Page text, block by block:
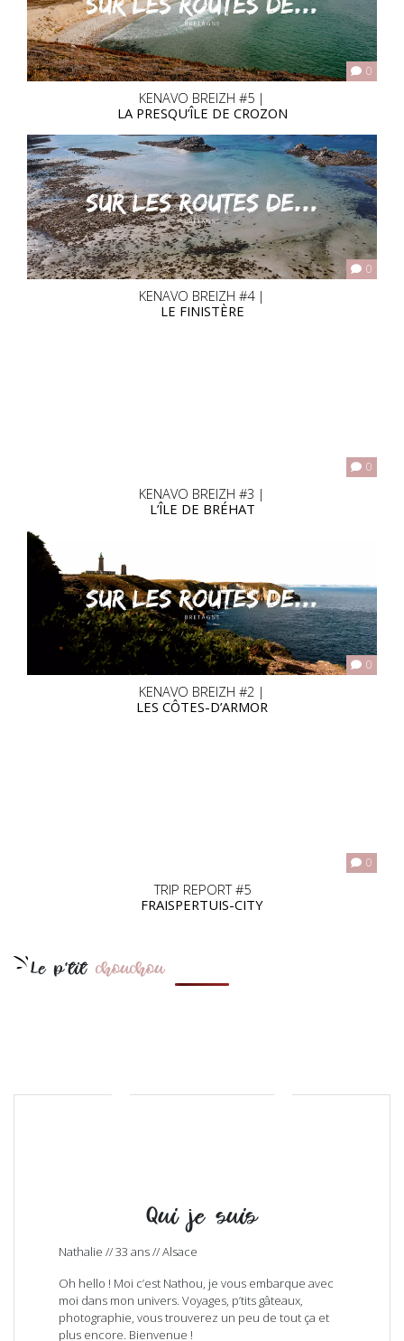
0
KENAVO BREIZH #5 |
LA PRESQU’ÎLE DE CROZON
0
KENAVO BREIZH #4 |
LE FINISTÈRE
0
KENAVO BREIZH #3 |
L’ÎLE DE BRÉHAT
0
KENAVO BREIZH #2 |
LES CÔTES-D’ARMOR
0
TRIP REPORT #5
FRAISPERTUIS-CITY
Le p'tit chouchou
Qui je suis
Nathalie // 33 ans // Alsace
Oh hello ! Moi c’est Nathou, je vous embarque avec
moi dans mon univers. Voyages, p’tits gâteaux,
photographie, vous trouverez un peu de tout ça et
plus encore. Bienvenue !